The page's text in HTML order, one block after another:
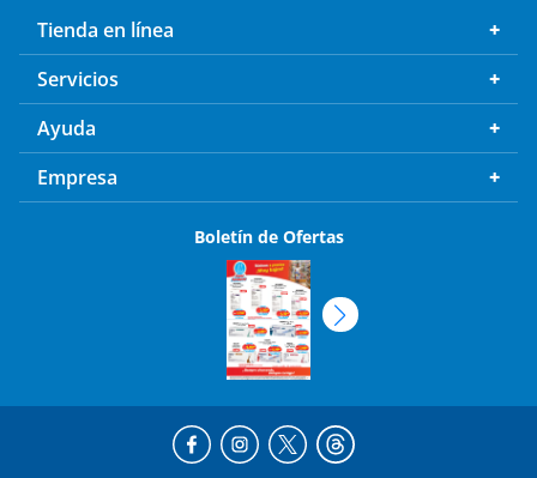
Tienda en línea
Servicios
Ayuda
Empresa
Boletín de Ofertas